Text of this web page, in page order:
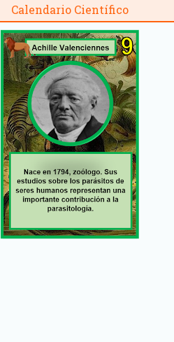
Calendario Científico